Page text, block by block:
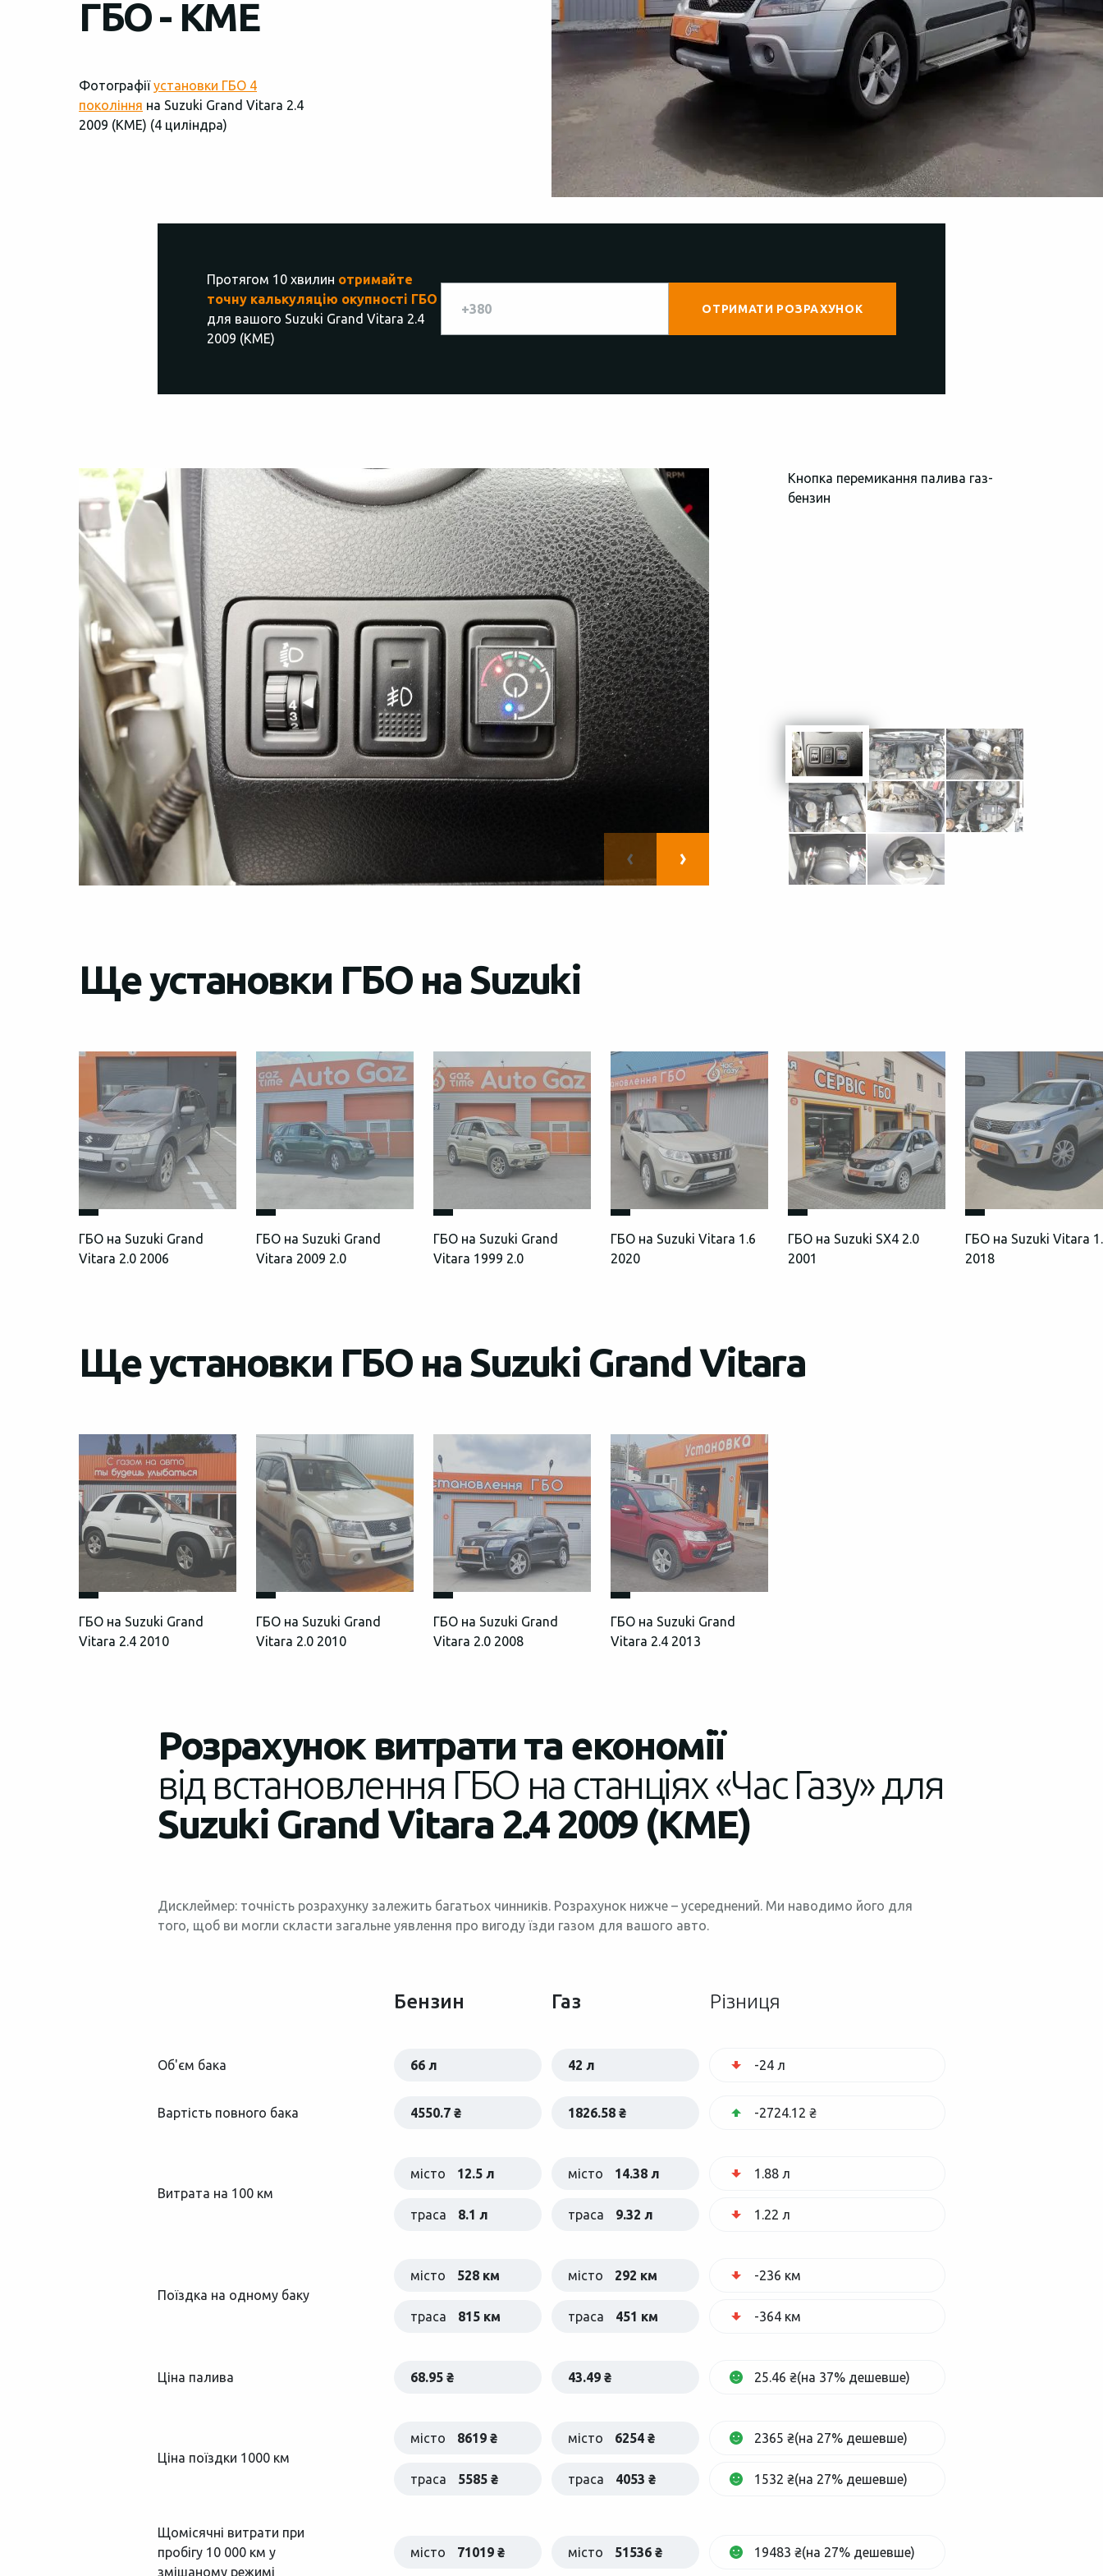
ГБО - KME
Фотографіїустановки ГБО 4
покоління на Suzuki Grand Vitara 2.4
2009 (КМЕ) (4 циліндра)
Протягом 10 хвилин отримайте
точну калькуляцію окупності ГБО
для вашого Suzuki Grand Vitara 2.4
2009 (КМЕ)
Кнопка перемикання палива газ-
бензин
Ще установки ГБО на Suzuki
ГБО на Suzuki Grand
Vitara 2.0 2006
ГБО на Suzuki Grand
Vitara 2009 2.0
ГБО на Suzuki Grand
Vitara 1999 2.0
ГБО на Suzuki Vitara 1.6
2020
ГБО на Suzuki SX4 2.0
2001
ГБО на Suzuki Vitara
2018
Ще установки ГБО на Suzuki Grand Vitara
ГБО на Suzuki Grand
Vitara 2.4 2010
ГБО на Suzuki Grand
Vitara 2.0 2010
ГБО на Suzuki Grand
Vitara 2.0 2008
ГБО на Suzuki Grand
Vitara 2.4 2013
Розрахунок витрати та економії
від встановлення ГБО на станціях «Час Газу» для
Suzuki Grand Vitara 2.4 2009 (КМЕ)
Дисклеймер: точність розрахунку залежить багатьох чинників. Розрахунок нижче – усереднений. Ми наводимо його для
того, щоб ви могли скласти загальне уявлення про вигоду їзди газом для вашого авто.
Бензин Газ Різниця
Об'єм бака 66 л 42 л -24 л
Вартість повного бака 4550.7 ₴ 1826.58 ₴ -2724.12 ₴
Витрата на 100 км
місто 12.5 л місто 14.38 л 1.88 л
траса 8.1 л траса 9.32 л 1.22 л
Поїздка на одному баку
місто 528 км місто 292 км -236 км
траса 815 км траса 451 км -364 км
Ціна палива 68.95 ₴ 43.49 ₴ 25.46 ₴(на 37% дешевше)
Ціна поїздки 1000 км
місто 8619 ₴ місто 6254 ₴ 2365 ₴(на 27% дешевше)
траса 5585 ₴ траса 4053 ₴ 1532 ₴(на 27% дешевше)
Щомісячні витрати при
пробігу 10 000 км у
змішаному режимі
місто 71019 ₴ місто 51536 ₴ 19483 ₴(на 27% дешевше)